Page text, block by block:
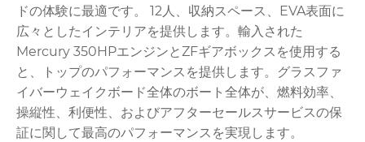
ドの体験に最適です。 12人、収納スペース、EVA表面に
広々としたインテリアを提供します。輸入された
Mercury 350HPエンジンとZFギアボックスを使用する
と、トップのパフォーマンスを提供します。グラスファ
イバーウェイクボード全体のボート全体が、燃料効率、
操縦性、利便性、およびアフターセールスサービスの保
証に関して最高のパフォーマンスを実現します。